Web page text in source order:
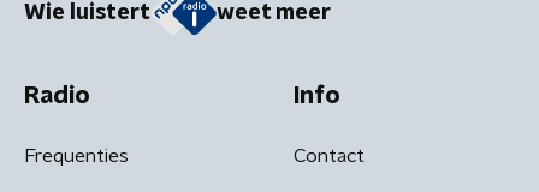
Wie luistert weet meer
Radio
Frequenties
Info
Contact